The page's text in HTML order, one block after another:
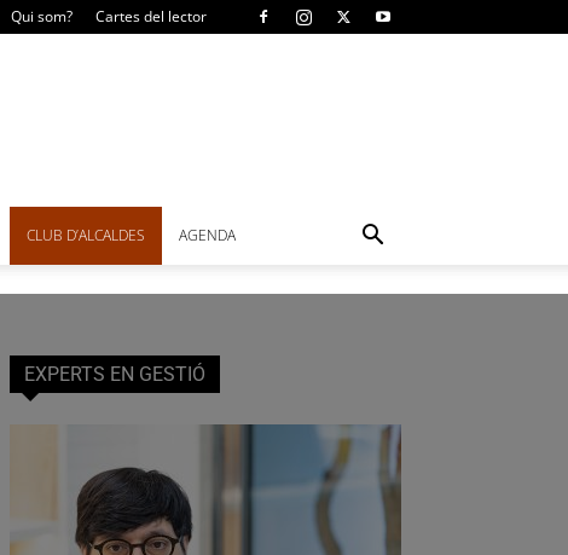
Qui som? Cartes del lector
CLUB D’ALCALDES AGENDA
EXPERTS EN GESTIÓ